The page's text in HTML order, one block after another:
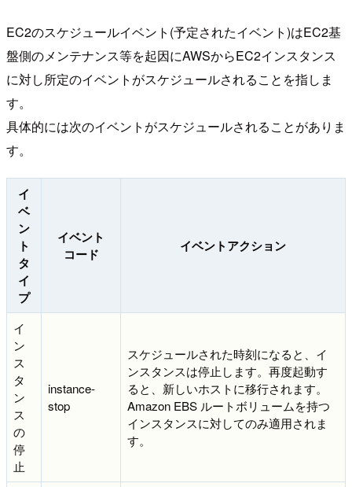
EC2のスケジュールイベント(予定されたイベント)はEC2基
盤側のメンテナンス等を起因にAWSからEC2インスタンス
に対し所定のイベントがスケジュールされることを指しま
す。
具体的には次のイベントがスケジュールされることがありま
す。
イ
ベ
ン
ト
タ
イ
プ
イベント
コード
イベントアクション
イ
ン
ス
タ
ン
ス
の
停
止
instance-
stop
スケジュールされた時刻になると、イ
ンスタンスは停止します。再度起動す
ると、新しいホストに移行されます。
Amazon EBS ルートボリュームを持つ
インスタンスに対してのみ適用されま
す。